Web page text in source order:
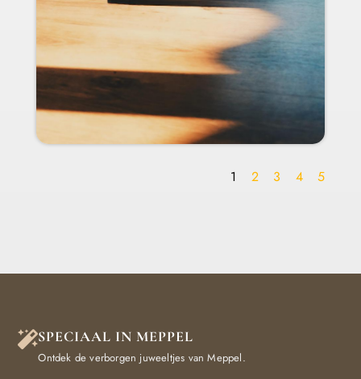
1 2 3 4 5
SPECIAAL IN MEPPEL
Ontdek de verborgen juweeltjes van Meppel.